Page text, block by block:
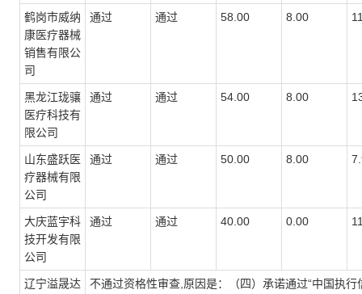
鹤岗市威纳
康医疗器械
销售有限公
司
通过 通过 58.00 8.00
黑龙江珑骧
医疗科技有
限公司
通过 通过 54.00 8.00
山东盛跃医
疗器械有限
公司
通过 通过 50.00 8.00
大庆蓝宇科
技开发有限
公司
通过 通过 40.00 0.00
辽宁溢晟达
不通过资格性审查,原因是：（四）承诺通过“中国执